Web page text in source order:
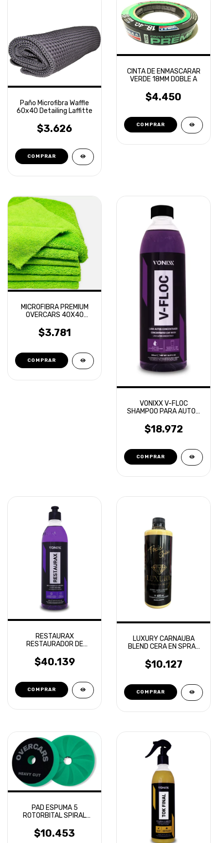
Paño Microfibra Waffle
60x40 Detailing Laffitte
$3.626
CINTA DE ENMASCARAR
VERDE 18MM DOBLE A
$4.450
MICROFIBRA PREMIUM
OVERCARS 40X40
$3.781
VONIXX V-FLOC
SHAMPOO PARA AUTOS
500ML
$18.972
RESTAURAX
RESTAURADOR DE
500ML
$40.139
LUXURY CARNAUBA
BLEND CERA EN SPRAY
$10.127
PAD ESPUMA 5
ROTORBITAL SPIRAL
OVERCARS
$10.453